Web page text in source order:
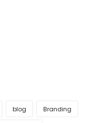
blog Branding